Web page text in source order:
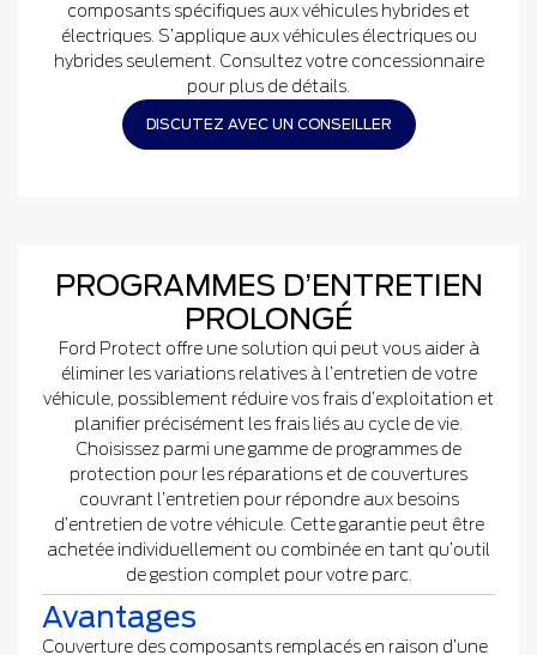
composants spécifiques aux véhicules hybrides et
électriques. S’applique aux véhicules électriques ou
hybrides seulement. Consultez votre concessionnaire
pour plus de détails.
DISCUTEZ AVEC UN CONSEILLER
PROGRAMMES D’ENTRETIEN
PROLONGÉ
Ford Protect offre une solution qui peut vous aider à
éliminer les variations relatives à l’entretien de votre
véhicule, possiblement réduire vos frais d’exploitation et
planifier précisément les frais liés au cycle de vie.
Choisissez parmi une gamme de programmes de
protection pour les réparations et de couvertures
couvrant l’entretien pour répondre aux besoins
d’entretien de votre véhicule. Cette garantie peut être
achetée individuellement ou combinée en tant qu’outil
de gestion complet pour votre parc.
Avantages
Couverture des composants remplacés en raison d’une